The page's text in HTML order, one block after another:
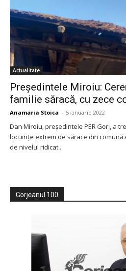
Actualitate
Președintele Miroiu:
familie săracă, cu zece
Anamaria Stoica - 5 ianuarie 2022
Dan Miroiu, președintele PER Gorj, a
locuințe extrem de sărace din comună
de nivelul ridicat...
Gorjeanul 100